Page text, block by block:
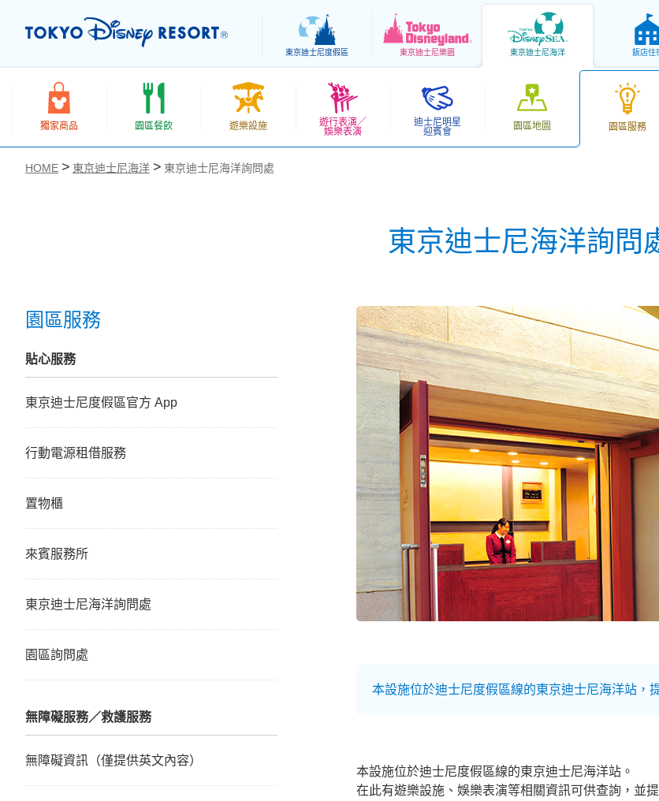
東京迪士尼度假區 東京迪士尼樂園 東京迪士尼海洋 飯店住
獨家商品 園區餐飲 遊樂設施
遊行表演／
娛樂表演
迪士尼明星
迎賓會
園區地圖 園區服務
HOME 東京迪士尼海洋 東京迪士尼海洋詢問處
東京迪士尼海洋詢問
本設施位於迪士尼度假區線的東京迪士尼海洋站，
本設施位於迪士尼度假區線的東京迪士尼海洋站。
在此有遊樂設施、娛樂表演等相關資訊可供查詢，並
園區服務
貼心服務
東京迪士尼度假區官方 App
行動電源租借服務
置物櫃
來賓服務所
東京迪士尼海洋詢問處
園區詢問處
無障礙服務／救護服務
無障礙資訊（僅提供英文內容）